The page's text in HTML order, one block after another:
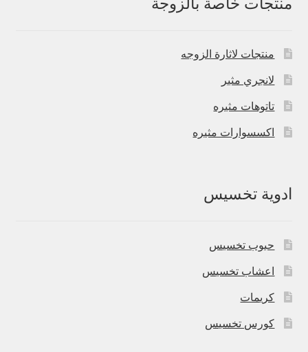
منتجات لاثارة الزوجه
لانجري مثير
تاتوهات مثيره
اكسسوارات مثيره
ادوية تخسيس
حبوب تخسيس
اعشاب تخسيس
كريمات
كورس تخسيس